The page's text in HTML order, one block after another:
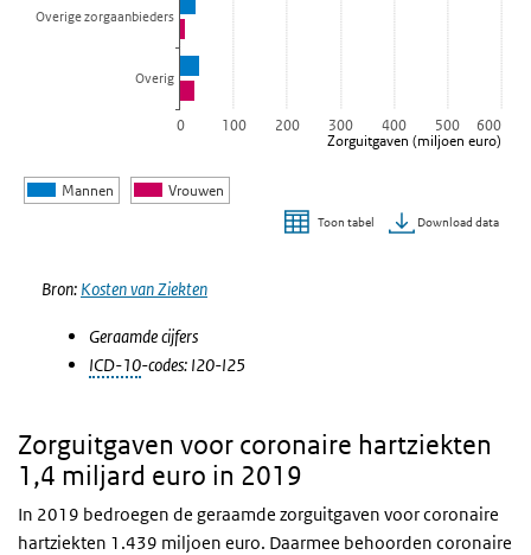
Zorguitgaven (miljoen euro)
Mannen Vrouwen
0 100 200 300 400 500 600
Overige zorgaanbieders
Overig
Toon tabel Download data
Bron: Kosten van Ziekten
Geraamde cijfers
ICD-10-codes: I20-I25
Zorguitgaven voor coronaire hartziekten
1,4 miljard euro in 2019
In 2019 bedroegen de geraamde zorguitgaven voor coronaire
hartziekten 1.439 miljoen euro. Daarmee behoorden coronaire